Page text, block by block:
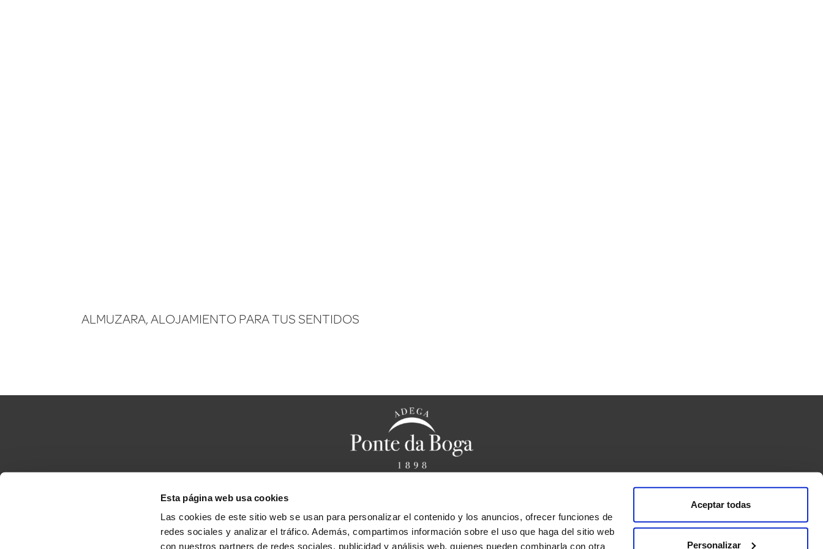
Esta página web usa cookies
Las cookies de este sitio web se usan para personalizar el contenido y los anuncios, ofrecer funciones de
redes sociales y analizar el tráfico. Además, compartimos información sobre el uso que haga del sitio web
con nuestros partners de redes sociales, publicidad y análisis web, quienes pueden combinarla con otra
Aceptar todas
Personalizar
ALMUZARA, ALOJAMIENTO PARA TUS SENTIDOS
Condiciones de compra y envío
Bases legales sorteo “Cena caprichos de Chefs”